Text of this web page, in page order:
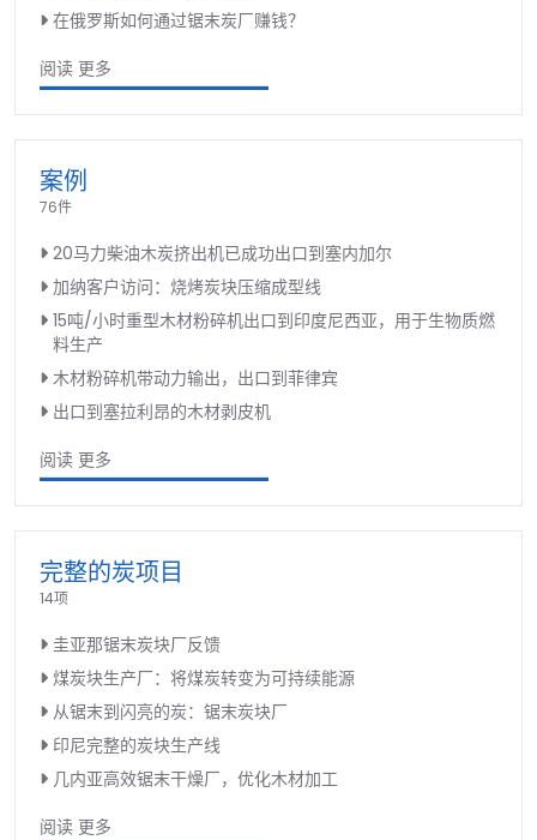
在俄罗斯如何通过锯末炭厂赚钱？
阅读 更多
案例
76件
20马力柴油木炭挤出机已成功出口到塞内加尔
加纳客户访问：烧烤炭块压缩成型线
15吨/小时重型木材粉碎机出口到印度尼西亚，用于生物质燃
料生产
木材粉碎机带动力输出，出口到菲律宾
出口到塞拉利昂的木材剥皮机
阅读 更多
完整的炭项目
14项
圭亚那锯末炭块厂反馈
煤炭块生产厂：将煤炭转变为可持续能源
从锯末到闪亮的炭：锯末炭块厂
印尼完整的炭块生产线
几内亚高效锯末干燥厂，优化木材加工
阅读 更多